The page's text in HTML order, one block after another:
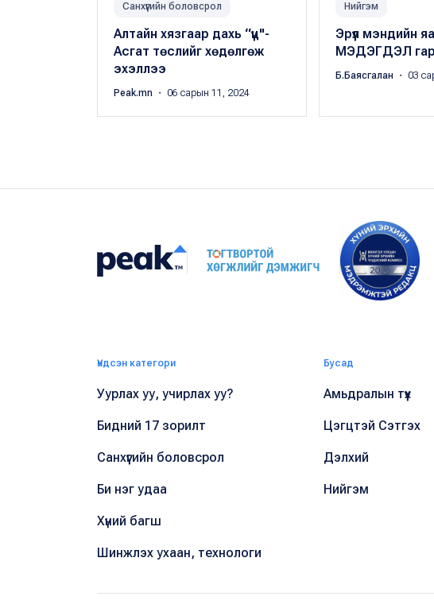
Санхүүгийн боловсрол
Алтайн хязгаар дахь “үүц"-
Асгат төслийг хөдөлгөж
эхэллээ
Peak.mn ・ 06 сарын 11, 2024
Нийгэм
Эрүүл мэндийн
МЭДЭГДЭЛ
Б.Баясгалан ・ 03
Үндсэн категори
Уурлах уу, учирлах уу?
Бидний 17 зорилт
Санхүүгийн боловсрол
Би нэг удаа
Хүний багш
Шинжлэх ухаан, технологи
Бусад
Амьдралын түүх
Цэгцтэй Сэтгэх
Дэлхий
Нийгэм